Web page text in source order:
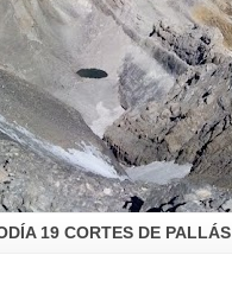
19 CORTES DE PALLÁS